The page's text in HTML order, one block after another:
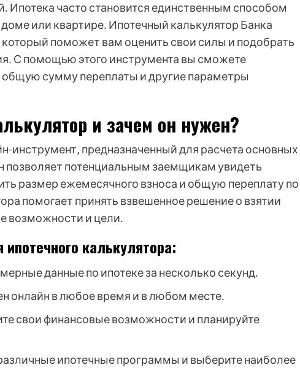
Ипотека часто становится единственным способом
или квартире․ Ипотечный калькулятор Банка
поможет вам оценить свои силы и подобрать
С помощью этого инструмента вы сможете
общую сумму переплаты и другие параметры
и зачем он нужен?
инструмент‚ предназначенный для расчета основных
позволяет потенциальным заемщикам увидеть
размер ежемесячного взноса и общую переплату по
помогает принять взвешенное решение о взятии
возможности и цели․
калькулятора:
данные по ипотеке за несколько секунд․
онлайн в любое время и в любом месте․
свои финансовые возможности и планируйте
ипотечные программы и выберите наиболее